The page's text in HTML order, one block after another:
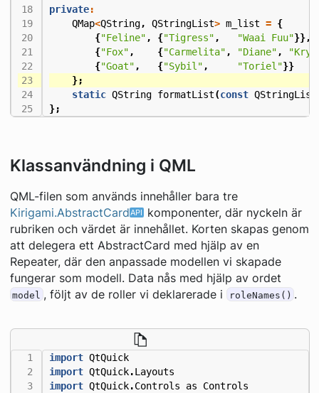
private:
QMap<QString, QStringList> m_list = {
{"Feline" , {"Tigress" , "Waai Fuu"}},
{"Fox" , {"Carmelita" , "Diane" ,
{"Goat" , {"Sybil" , "Toriel"}}
};
static QString formatList(const QStringList
};
Klassanvändning i QML
QML-filen som används innehåller bara tre
Kirigami.AbstractCard
komponenter, där nyckeln är
rubriken och värdet är innehållet. Korten skapas genom
att delegera ett AbstractCard med hjälp av en
Repeater, där den anpassade modellen vi skapade
fungerar som modell. Data nås med hjälp av ordet
model , följt av de roller vi deklarerade i roleNames() .
import QtQuick
import QtQuick.Layouts
import QtQuick.Controls as
Controls